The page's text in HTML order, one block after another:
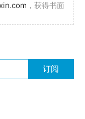
，获得书面
订阅